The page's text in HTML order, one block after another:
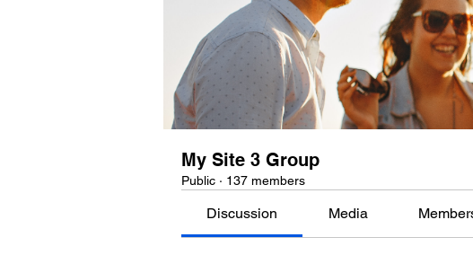
My Site 3 Group
Public · 137 members
Discussion Media